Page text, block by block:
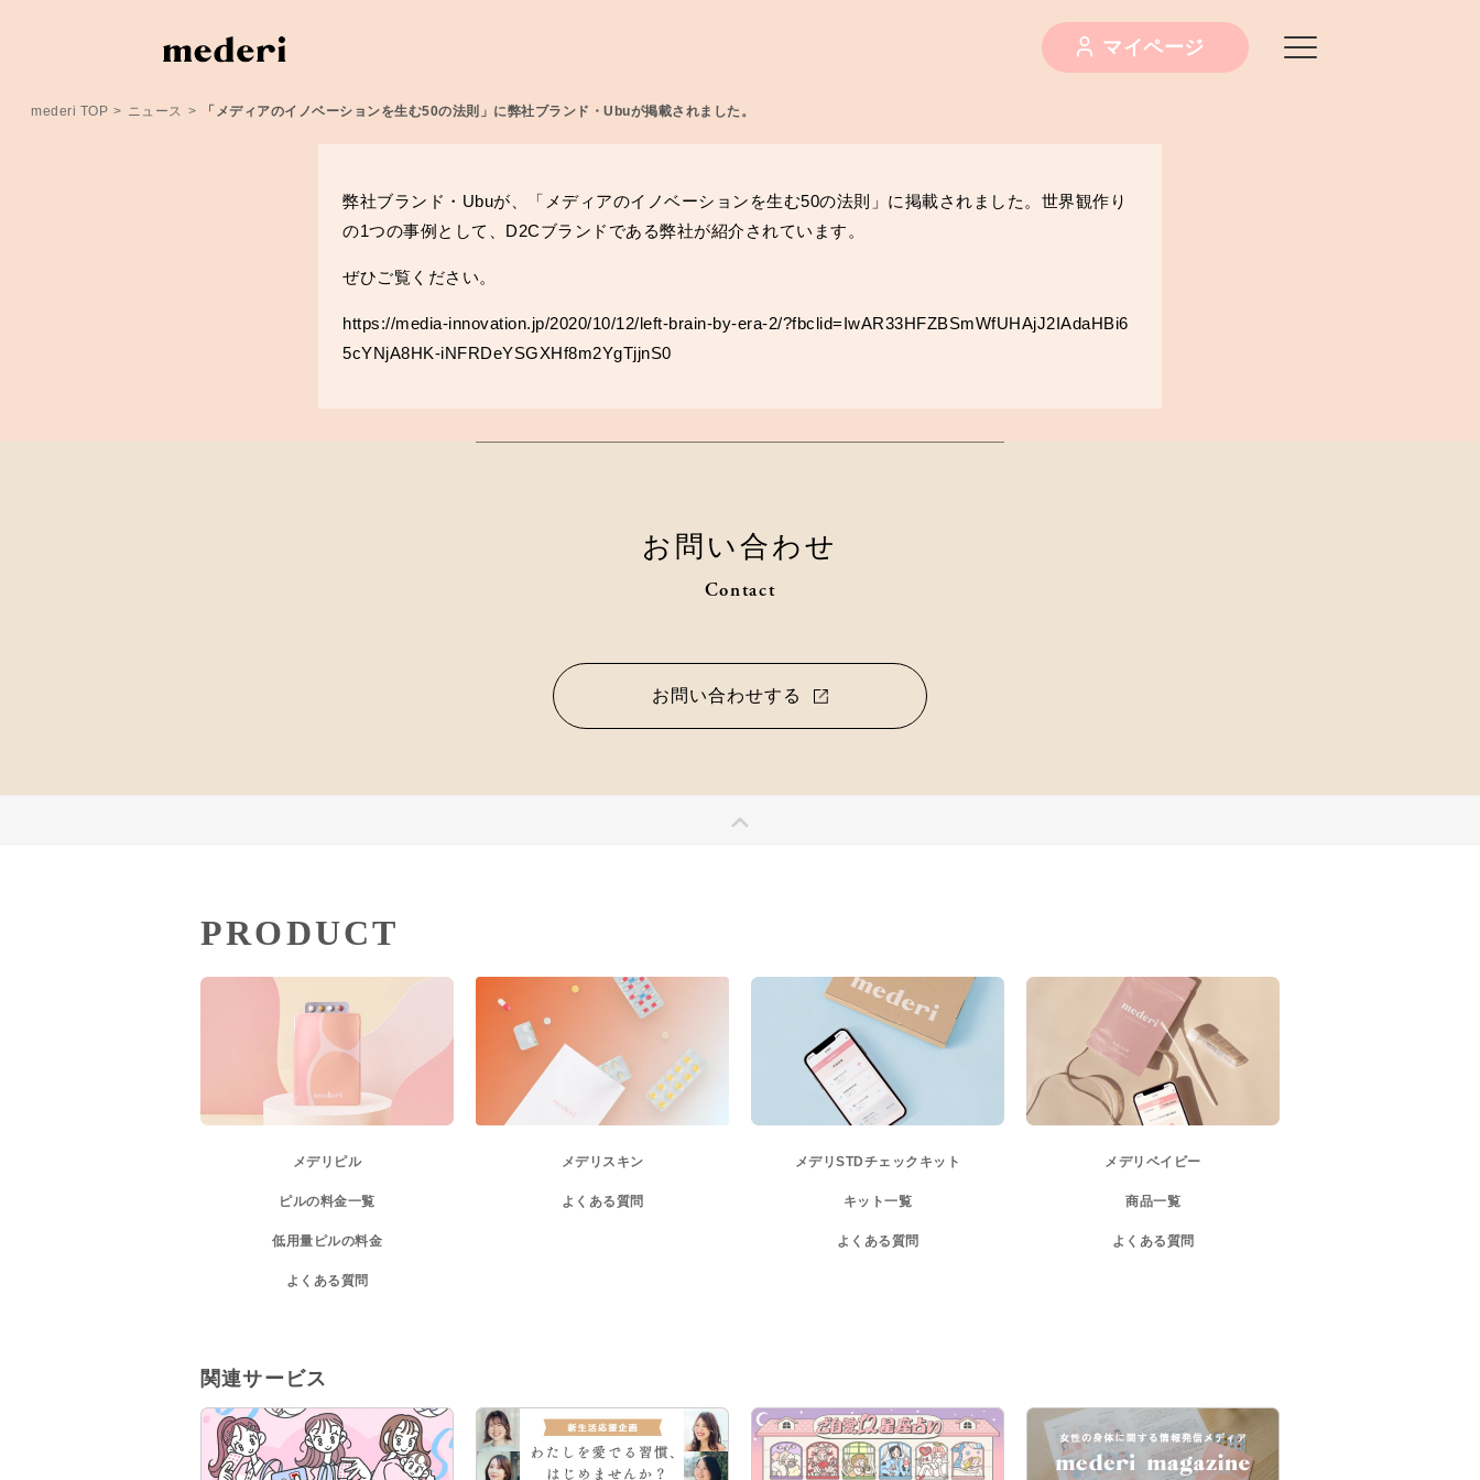
マイページ
mederi TOP > ニュース > 「メディアのイノベーションを生む50の法則」に弊社ブランド・Ubuが掲載されました。
弊社ブランド・Ubuが、「メディアのイノベーションを生む50の法則」に掲載されました。世界観作り
の1つの事例として、D2Cブランドである弊社が紹介されています。
ぜひご覧ください。
https://media-innovation.jp/2020/10/12/left-brain-by-era-2/?fbclid=IwAR33HFZBSmWfUHAjJ2IAdaHBi6
5cYNjA8HK-iNFRDeYSGXHf8m2YgTjjnS0
お問い合わせ
Contact
お問い合わせする
PRODUCT
メデリピル
ピルの料金一覧
低用量ピルの料金
よくある質問
メデリスキン
よくある質問
メデリSTDチェックキット
キット一覧
よくある質問
メデリベイビー
商品一覧
よくある質問
関連サービス